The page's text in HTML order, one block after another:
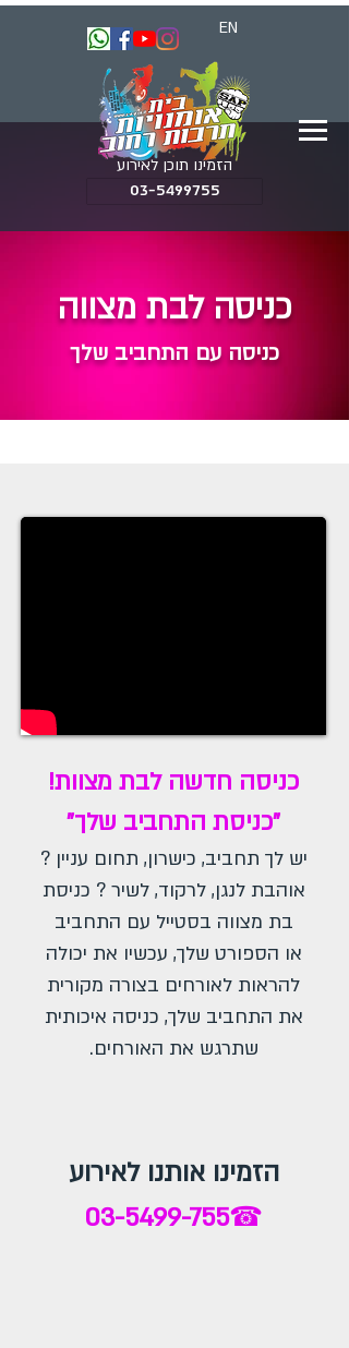
EN
הזמינו תוכן לאירוע
03-5499755
כניסה לבת מצווה
כניסה עם התחביב שלך
כניסה חדשה לבת מצוות!
"כניסת התחביב שלך"
יש לך תחביב, כישרון, תחום עניין ?
אוהבת לנגן, לרקוד, לשיר ? כניסת
בת מצווה בסטייל עם התחביב
או הספורט שלך, עכשיו את יכולה
להראות לאורחים בצורה מקורית
את התחביב שלך, כניסה איכותית
שתרגש את האורחים.
הזמינו אותנו לאירוע
☎
03-5499-755